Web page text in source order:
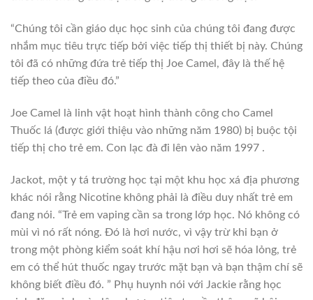
“Chúng tôi cần giáo dục học sinh của chúng tôi đang được
nhắm mục tiêu trực tiếp bởi việc tiếp thị thiết bị này. Chúng
tôi đã có những đứa trẻ tiếp thị Joe Camel, đây là thế hệ
tiếp theo của điều đó.”
Joe Camel là linh vật hoạt hình thành công cho Camel
Thuốc lá (được giới thiệu vào những năm 1980) bị buộc tội
tiếp thị cho trẻ em. Con lạc đà đi lên vào năm 1997 .
Jackot, một y tá trường học tại một khu học xá địa phương
khác nói rằng Nicotine không phải là điều duy nhất trẻ em
đang nói. “Trẻ em vaping cần sa trong lớp học. Nó không có
mùi vì nó rất nóng. Đó là hơi nước, vì vậy trừ khi bạn ở
trong một phòng kiểm soát khí hậu nơi hơi sẽ hóa lỏng, trẻ
em có thể hút thuốc ngay trước mặt bạn và bạn thậm chí sẽ
không biết điều đó. ” Phụ huynh nói với Jackie rằng học